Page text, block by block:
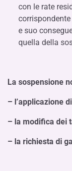
con le rate
e suo
quella della
La sospensione
– l’applicazione
– la modifica dei
– la richiesta di